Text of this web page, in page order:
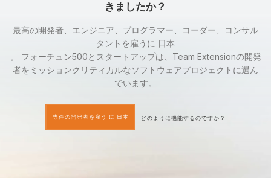
きましたか？
最高の開発者、エンジニア、プログラマー、コーダー、コンサル
タントを雇うに 日本
。 フォーチュン500とスタートアップは、Team Extensionの開発
者をミッションクリティカルなソフトウェアプロジェクトに選ん
でいます。
専任の開発者を雇う に 日本 どのように機能するのですか？